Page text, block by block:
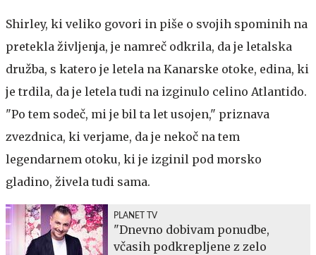
Shirley, ki veliko govori in piše o svojih spominih na
pretekla življenja, je namreč odkrila, da je letalska
družba, s katero je letela na Kanarske otoke, edina, ki
je trdila, da je letela tudi na izginulo celino Atlantido.
"Po tem sodeč, mi je bil ta let usojen," priznava
zvezdnica, ki verjame, da je nekoč na tem
legendarnem otoku, ki je izginil pod morsko
gladino, živela tudi sama.
PLANET TV
"Dnevno dobivam ponudbe,
včasih podkrepljene z zelo